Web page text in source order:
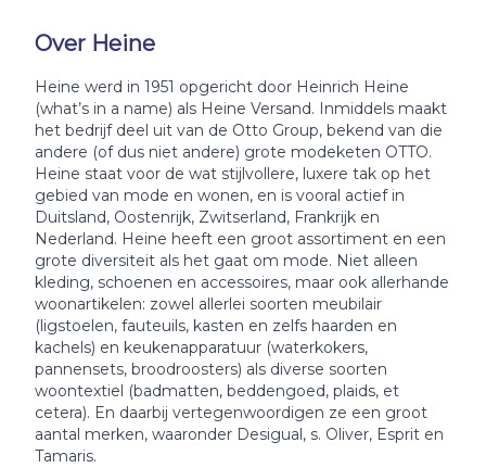
Over Heine
Heine werd in 1951 opgericht door Heinrich Heine
(what’s in a name) als Heine Versand. Inmiddels maakt
het bedrijf deel uit van de Otto Group, bekend van die
andere (of dus niet andere) grote modeketen OTTO.
Heine staat voor de wat stijlvollere, luxere tak op het
gebied van mode en wonen, en is vooral actief in
Duitsland, Oostenrijk, Zwitserland, Frankrijk en
Nederland. Heine heeft een groot assortiment en een
grote diversiteit als het gaat om mode. Niet alleen
kleding, schoenen en accessoires, maar ook allerhande
woonartikelen: zowel allerlei soorten meubilair
(ligstoelen, fauteuils, kasten en zelfs haarden en
kachels) en keukenapparatuur (waterkokers,
pannensets, broodroosters) als diverse soorten
woontextiel (badmatten, beddengoed, plaids, et
cetera). En daarbij vertegenwoordigen ze een groot
aantal merken, waaronder Desigual, s. Oliver, Esprit en
Tamaris.